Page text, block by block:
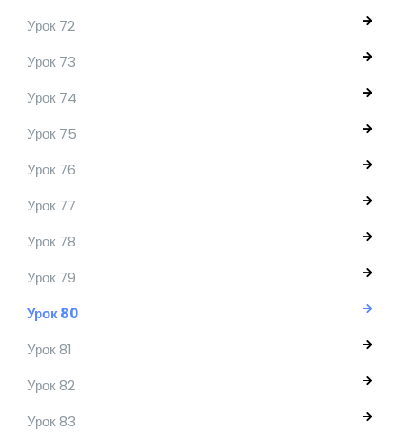
Урок 72
Урок 73
Урок 74
Урок 75
Урок 76
Урок 77
Урок 78
Урок 79
Урок 80
Урок 81
Урок 82
Урок 83